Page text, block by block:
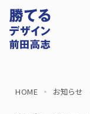
HOME お知らせ